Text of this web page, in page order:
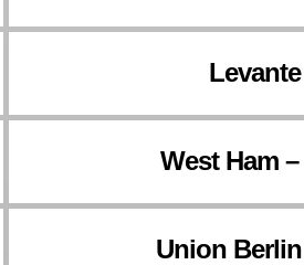
West Ham
Union